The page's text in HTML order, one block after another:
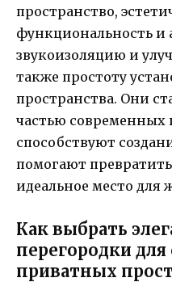
пространство,
функциональность и
звукоизоляцию и
также простоту
пространства. Они
частью
способствуют
помогают
идеальное место для
Как выбрать
перегородки для
приватных